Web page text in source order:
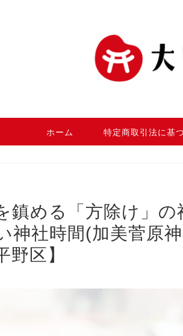
ホーム 特定商取引法に基
鎮める「方除け」
神社時間(加美菅原
野区】